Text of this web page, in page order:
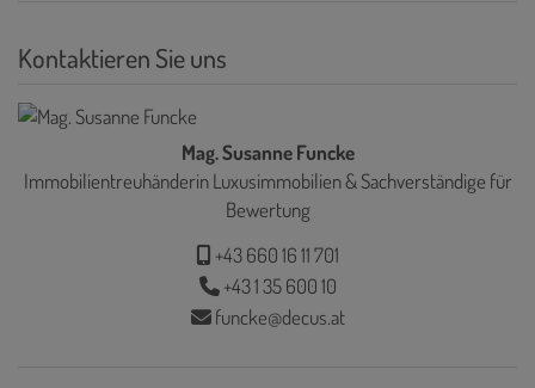
Kontaktieren Sie uns
Mag. Susanne Funcke
Immobilientreuhänderin Luxusimmobilien & Sachverständige für
Bewertung
+43 660 16 11 701
+43 1 35 600 10
funcke@decus.at